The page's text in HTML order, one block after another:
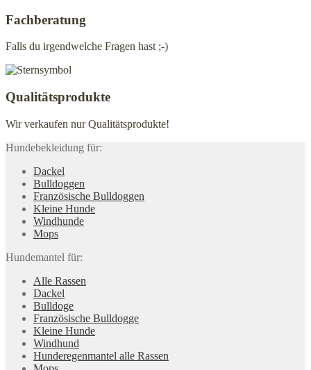
Fachberatung
Falls du irgendwelche Fragen hast ;-)
Qualitätsprodukte
Wir verkaufen nur Qualitätsprodukte!
Hundebekleidung für:
Dackel
Bulldoggen
Französische Bulldoggen
Kleine Hunde
Windhunde
Mops
Hundemantel für:
Alle Rassen
Dackel
Bulldoge
Französische Bulldogge
Kleine Hunde
Windhund
Hunderegenman­tel alle Rassen